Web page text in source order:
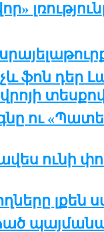
ֆոն դեր
ու
ունի
լքեն